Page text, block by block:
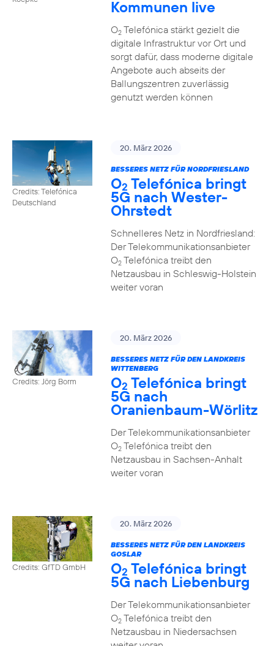
Kommunen live
O2Telefónica stärkt gezielt die
digitale Infrastruktur vor Ort und
sorgt dafür, dass moderne digitale
Angebote auch abseits der
Ballungszentren zuverlässig
genutzt werden können
Credits: Telefónica
Deutschland
20. März 2026
BESSERES NETZ FÜR NORDFRIESLAND
O2 Telefónica bringt
5G nach Wester-
Ohrstedt
Schnelleres Netz in Nordfriesland:
Der Telekommunikationsanbieter
O2Telefónica treibt den
Netzausbau in Schleswig-Holstein
weiter voran
Credits: Jörg Borm
20. März 2026
BESSERES NETZ FÜR DEN LANDKREIS
WITTENBERG
O2 Telefónica bringt
5G nach
Oranienbaum-Wörlitz
Der Telekommunikationsanbieter
O2Telefónica treibt den
Netzausbau in Sachsen-Anhalt
weiter voran
Credits: GfTD GmbH
20. März 2026
BESSERES NETZ FÜR DEN LANDKREIS
GOSLAR
O2 Telefónica bringt
5G nach Liebenburg
Der Telekommunikationsanbieter
O2Telefónica treibt den
Netzausbau in Niedersachsen